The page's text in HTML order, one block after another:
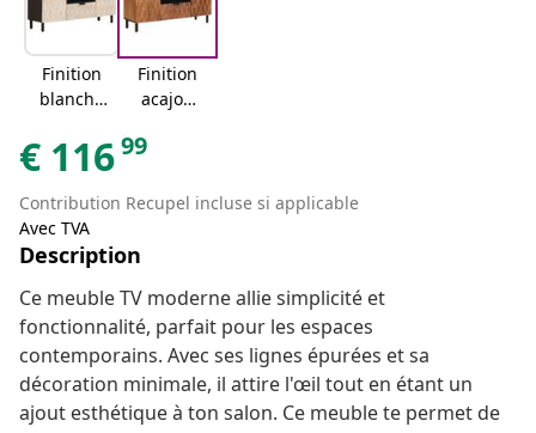
Finition
blanche
Finition
acajou
€ 11699
Contribution Recupel incluse si applicable
Avec TVA
Description
Ce meuble TV moderne allie simplicité et
fonctionnalité, parfait pour les espaces
contemporains. Avec ses lignes épurées et sa
décoration minimale, il attire l'œil tout en étant un
ajout esthétique à ton salon. Ce meuble te permet de